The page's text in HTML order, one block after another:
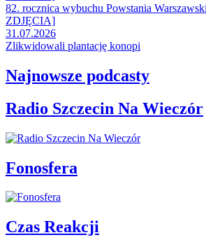
82. rocznica wybuchu Powstania
ZDJĘCIA]
31.07.2026
Zlikwidowali plantację konopi
Najnowsze podcasty
Radio Szczecin Na Wieczór
Fonosfera
Czas Reakcji